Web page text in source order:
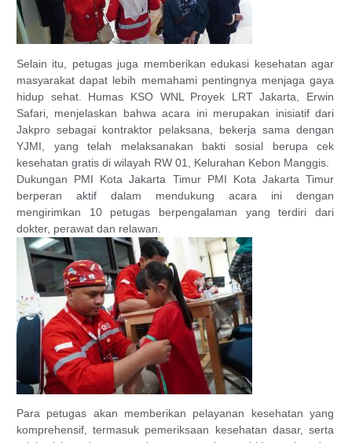
Selain itu, petugas juga memberikan edukasi kesehatan agar
masyarakat dapat lebih memahami pentingnya menjaga gaya
hidup sehat. Humas KSO WNL Proyek LRT Jakarta, Erwin
Safari, menjelaskan bahwa acara ini merupakan inisiatif dari
Jakpro sebagai kontraktor pelaksana, bekerja sama dengan
YJMI, yang telah melaksanakan bakti sosial berupa cek
kesehatan gratis di wilayah RW 01, Kelurahan Kebon Manggis.
Dukungan PMI Kota Jakarta Timur PMI Kota Jakarta Timur
berperan aktif dalam mendukung acara ini dengan
mengirimkan 10 petugas berpengalaman yang terdiri dari
dokter, perawat dan relawan.
Para petugas akan memberikan pelayanan kesehatan yang
komprehensif, termasuk pemeriksaan kesehatan dasar, serta